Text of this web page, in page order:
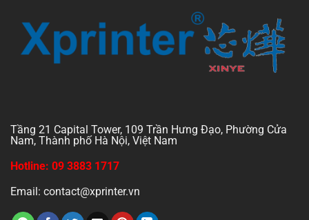
Tầng 21 Capital Tower, 109 Trần Hưng Đạo, Phường Cửa
Nam, Thành phố Hà Nội, Việt Nam
Hotline: 09 3883 1717
Email: contact@xprinter.vn